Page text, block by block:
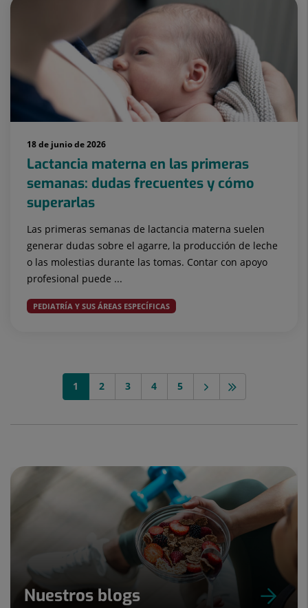
18 de junio de 2026
Lactancia materna en las primeras
semanas: dudas frecuentes y cómo
superarlas
Las primeras semanas de lactancia materna suelen
generar dudas sobre el agarre, la producción de leche
o las molestias durante las tomas. Contar con apoyo
profesional puede ...
PEDIATRÍA Y SUS ÁREAS ESPECÍFICAS
1 2 3 4 5
Nuestros blogs